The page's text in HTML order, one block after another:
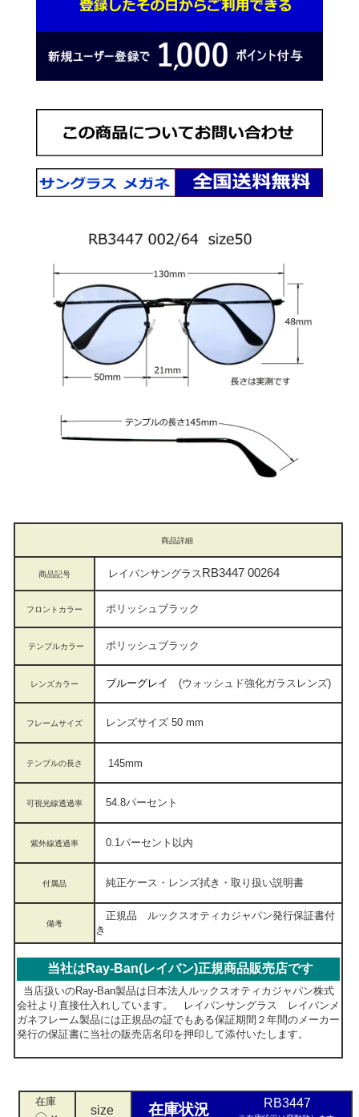
商品詳細
商品記号 レイバンサングラス RB3447 00264
フロントカラー ポリッシュブラック
テンプルカラー ポリッシュブラック
レンズカラー ブルーグレイ (ウォッシュド強化ガラスレンズ)
フレームサイズ レンズサイズ 50 mm
テンプルの長さ 145mm
可視光線透過率 54.8パーセント
紫外線透過率 0.1パーセント以内
付属品 純正ケース・レンズ拭き・取り扱い説明書
備考
正規品 ルックスオティカジャパン発行保証書付
き
当社はRay-Ban(レイバン)正規商品販売店です
当店扱いのRay-Ban製品は日本法人ルックスオティカジャパン株式
会社より直接仕入れしています。 レイバンサングラス レイバンメ
ガネフレーム製品には正規品の証でもある保証期間２年間のメーカー
発行の保証書に当社の販売店名印を押印して添付いたします。
在庫
size 在庫状況 RB3447